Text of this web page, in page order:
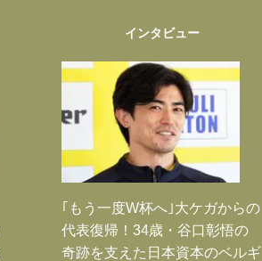
インタビュー
｢もう一度W杯へ｣大ケガからの
代表復帰！34歳・谷口彰悟の
奇跡を支えた日本資本のベルギ